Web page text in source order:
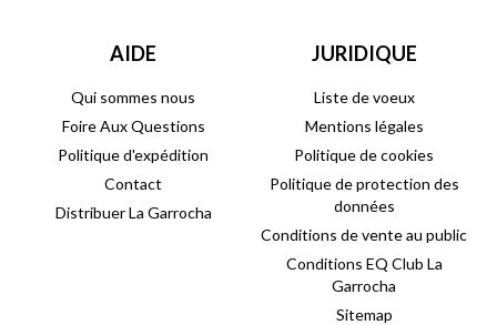
AIDE
Qui sommes nous
Foire Aux Questions
Politique d'expédition
Contact
Distribuer La Garrocha
JURIDIQUE
Liste de voeux
Mentions légales
Politique de cookies
Politique de protection des
données
Conditions de vente au public
Conditions EQ Club La
Garrocha
Sitemap